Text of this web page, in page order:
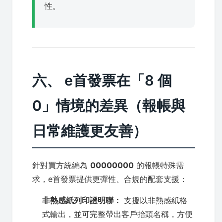
性。
六、 e首發票在「8 個
0」情境的差異（報帳與
日常維護更友善）
針對買方統編為 00000000 的報帳特殊需
求，e首發票提供更彈性、合規的配套支援：
非熱感紙列印證明聯： 支援以非熱感紙格
式輸出，並可完整帶出客戶抬頭名稱，方便